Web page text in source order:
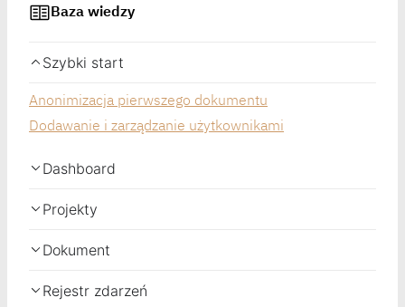
Baza wiedzy
Szybki start
Anonimizacja pierwszego dokumentu
Dodawanie i zarządzanie użytkownikami
Dashboard
Projekty
Dokument
Rejestr zdarzeń